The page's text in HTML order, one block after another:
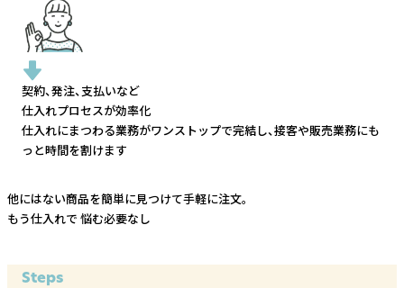
契約、発注、支払いなど
仕入れプロセスが効率化
仕入れにまつわる業務がワンストップで完結し、接客や販売業務にも
っと時間を割けます
他にはない商品を簡単に見つけて手軽に注文。
もう仕入れで 悩む必要なし
Steps